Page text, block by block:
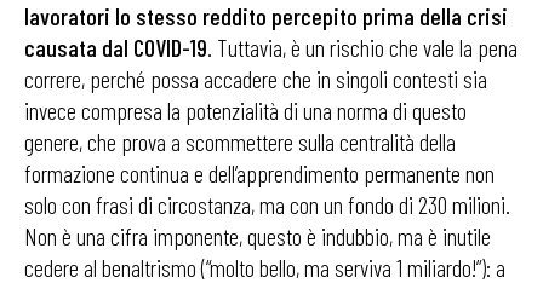
lavoratori lo stesso reddito percepito prima della crisi
causata dal COVID-19. Tuttavia, è un rischio che vale la pena
correre, perché possa accadere che in singoli contesti sia
invece compresa la potenzialità di una norma di questo
genere, che prova a scommettere sulla centralità della
formazione continua e dell’apprendimento permanente non
solo con frasi di circostanza, ma con un fondo di 230 milioni.
Non è una cifra imponente, questo è indubbio, ma è inutile
cedere al benaltrismo (“molto bello, ma serviva 1 miliardo!”): a